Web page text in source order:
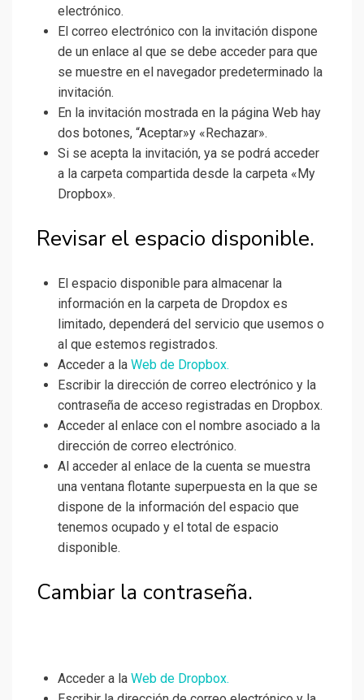
electrónico.
El correo electrónico con la invitación dispone
de un enlace al que se debe acceder para que
se muestre en el navegador predeterminado la
invitación.
En la invitación mostrada en la página Web hay
dos botones, “Aceptar»y «Rechazar».
Si se acepta la invitación, ya se podrá acceder
a la carpeta compartida desde la carpeta «My
Dropbox».
Revisar el espacio disponible.
El espacio disponible para almacenar la
información en la carpeta de Dropdox es
limitado, dependerá del servicio que usemos o
al que estemos registrados.
Acceder a la Web de Dropbox.
Escribir la dirección de correo electrónico y la
contraseña de acceso registradas en Dropbox.
Acceder al enlace con el nombre asociado a la
dirección de correo electrónico.
Al acceder al enlace de la cuenta se muestra
una ventana flotante superpuesta en la que se
dispone de la información del espacio que
tenemos ocupado y el total de espacio
disponible.
Cambiar la contraseña.
Acceder a la Web de Dropbox.